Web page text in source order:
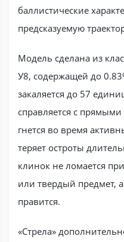
баллистические
предсказуемую
Модель сделана из
У8, содержащей до
закаляется до 57
справляется с
гнется во время
теряет остроты
клинок не ломается
или твердый предмет,
правится.
«Стрела»